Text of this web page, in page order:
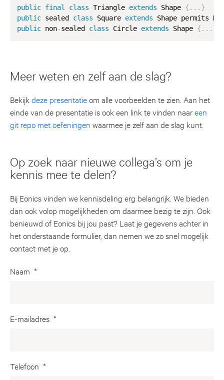
public final class Triangle extends Shape { . . . }
public sealed class Square extends Shape permits
public non-sealed class Circle extends Shape { . . . }
Meer weten en zelf aan de slag?
Bekijkdeze presentatieom alle voorbeelden te zien. Aan het
einde van de presentatie is ook een link te vinden naareen
git repo met oefeningen waarmee je zelf aan de slag kunt.
Op zoek naar nieuwe collega’s om je
kennis mee te delen?
Bij Eonics vinden we kennisdeling erg belangrijk. We bieden
dan ook volop mogelijkheden om daarmee bezig te zijn. Ook
benieuwd of Eonics bij jou past? Laat je gegevens achter in
het onderstaande formulier, dan nemen we zo snel mogelijk
contact met je op.
Naam *
E-mailadres *
Telefoon *